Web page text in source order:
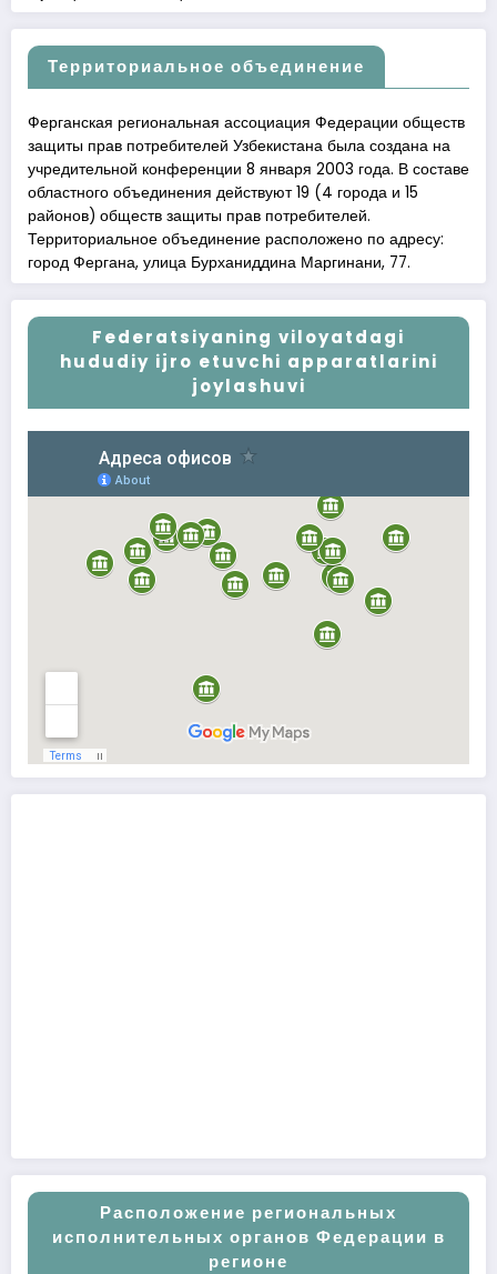
Территориальное объединение
Ферганская региональная ассоциация Федерации обществ
защиты прав потребителей Узбекистана была создана на
учредительной конференции 8 января 2003 года. В составе
областного объединения действуют 19 (4 города и 15
районов) обществ защиты прав потребителей.
Территориальное объединение расположено по адресу:
город Фергана, улица Бурханиддина Маргинани, 77.
Federatsiyaning viloyatdagi
hududiy ijro etuvchi apparatlarini
joylashuvi
Расположение региональных
исполнительных органов Федерации в
регионе